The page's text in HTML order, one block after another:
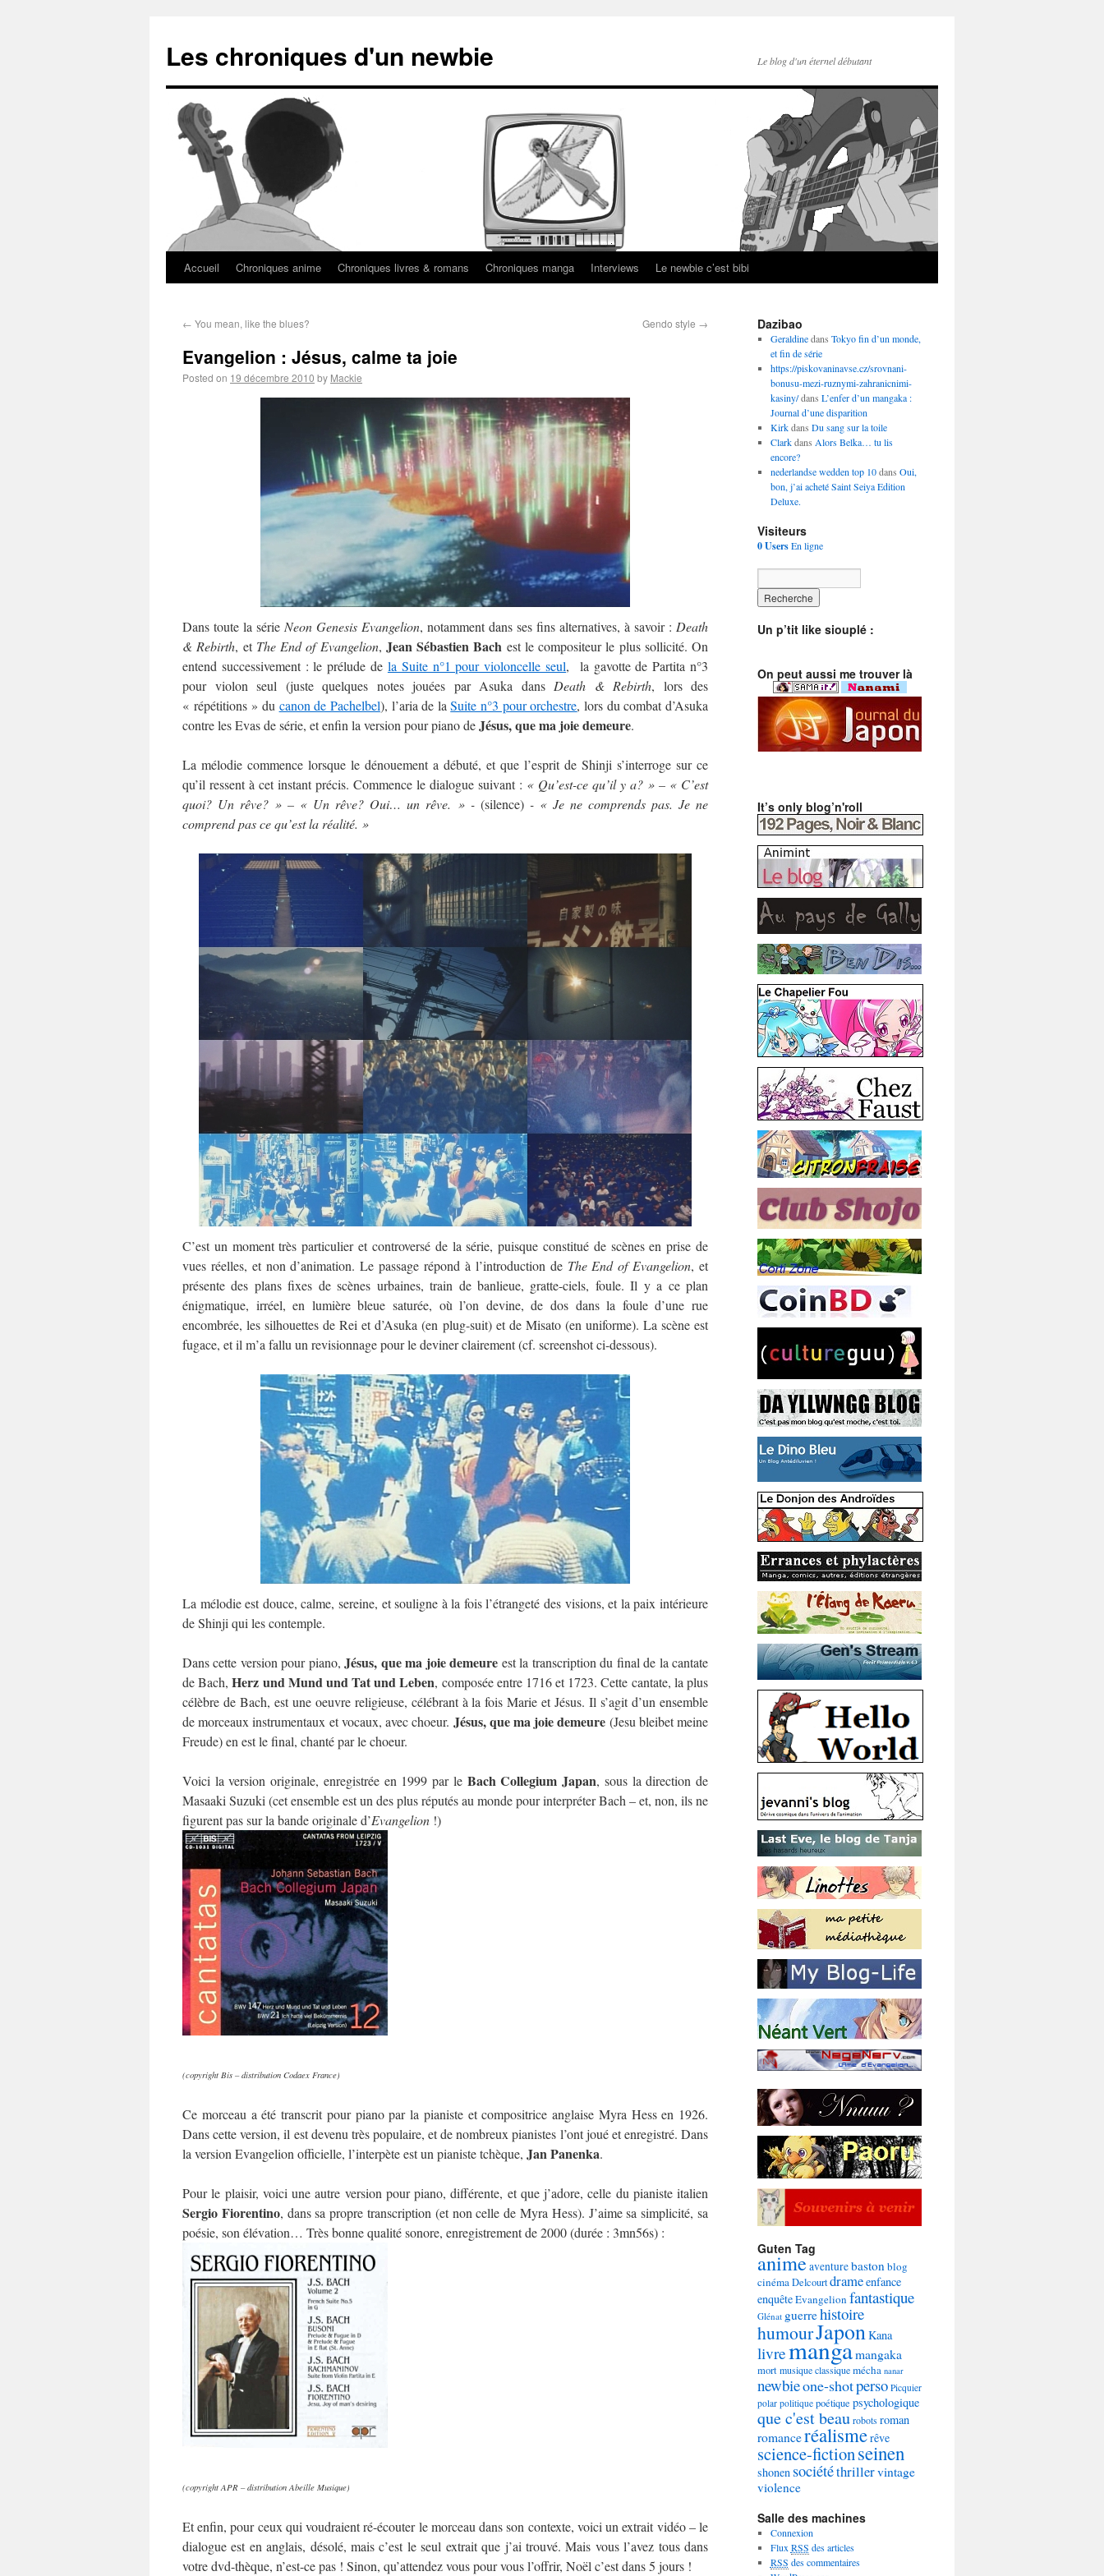
Les chroniques d'un newbie Le blog d'un éternel débutant
Accueil Chroniques anime Chroniques livres & romans Chroniques manga Interviews Le newbie c’est bibi
← You mean, like the blues? Gendo style →
Evangelion : Jésus, calme ta joie
Posted on 19 décembre 2010 by Mackie
Dans toute la série Neon Genesis Evangelion, notamment dans ses fins alternatives, à savoir : Death
& Rebirth, et The End of Evangelion, Jean Sébastien Bach est le compositeur le plus sollicité. On
entend successivement : le prélude de la Suite n°1 pour violoncelle seul, la gavotte de Partita n°3
pour violon seul (juste quelques notes jouées par Asuka dans Death & Rebirth, lors des
« répétitions » du canon de Pachelbel), l’aria de laSuite n°3 pour orchestre, lors du combat d’Asuka
contre les Evas de série, et enfin la version pour piano deJésus, que ma joie demeure.
La mélodie commence lorsque le dénouement a débuté, et que l’esprit de Shinji s’interroge sur ce
qu’il ressent à cet instant précis. Commence le dialogue suivant : « Qu’est-ce qu’il y a? » – « C’est
quoi? Un rêve? » – « Un rêve? Oui… un rêve. » -(silence) - « Je ne comprends pas. Je ne
comprend pas ce qu’est la réalité. »
C’est un moment très particulier et controversé de la série, puisque constitué de scènes en prise de
vues réelles, et non d’animation. Le passage répond à l’introduction de The End of Evangelion, et
présente des plans fixes de scènes urbaines, train de banlieue, gratte-ciels, foule. Il y a ce plan
énigmatique, irréel, en lumière bleue saturée, où l’on devine, de dos dans la foule d’une rue
encombrée, les silhouettes de Rei et d’Asuka (en plug-suit) et de Misato (en uniforme). La scène est
fugace, et il m’a fallu un revisionnage pour le deviner clairement (cf. screenshot ci-dessous).
La mélodie est douce, calme, sereine, et souligne à la fois l’étrangeté des visions, et la paix intérieure
de Shinji qui les contemple.
Dans cette version pour piano,Jésus, que ma joie demeure est la transcription du final de la cantate
de Bach,Herz und Mund und Tat und Leben, composée entre 1716 et 1723. Cette cantate, la plus
célèbre de Bach, est une oeuvre religieuse, célébrant à la fois Marie et Jésus. Il s’agit d’un ensemble
de morceaux instrumentaux et vocaux, avec choeur. Jésus, que ma joie demeure (Jesu bleibet meine
Freude) en est le final, chanté par le choeur.
Voici la version originale, enregistrée en 1999 par le Bach Collegium Japan, sous la direction de
Masaaki Suzuki (cet ensemble est un des plus réputés au monde pour interpréter Bach – et, non, ils ne
figurent pas sur la bande originale d’Evangelion !)
(copyright Bis – distribution Codaex France)
Ce morceau a été transcrit pour piano par la pianiste et compositrice anglaise Myra Hess en 1926.
Dans cette version, il est devenu très populaire, et de nombreux pianistes l’ont joué et enregistré. Dans
la version Evangelion officielle, l’interpète est un pianiste tchèque, Jan Panenka.
Pour le plaisir, voici une autre version pour piano, différente, et que j’adore, celle du pianiste italien
Sergio Fiorentino, dans sa propre transcription (et non celle de Myra Hess). J’aime sa simplicité, sa
poésie, son élévation… Très bonne qualité sonore, enregistrement de 2000 (durée : 3mn56s) :
(copyright APR – distribution Abeille Musique)
Et enfin, pour ceux qui voudraient ré-écouter le morceau dans son contexte, voici un extrait vidéo – le
dialogue est en anglais, désolé, mais c’est le seul extrait que j’ai trouvé. Mais vous l’avez tous dans
votre dvd-thèque, n’est-ce pas ! Sinon, qu’attendez vous pour vous l’offrir, Noël c’est dans 5 jours !
Dazibao
Geraldinedans Tokyo fin d’un monde,
et fin de série
https://piskovaninavse.cz/srovnani-
bonusu-mezi-ruznymi-zahranicnimi-
kasiny/dans L’enfer d’un mangaka :
Journal d’une disparition
Kirkdans Du sang sur la toile
Clarkdans Alors Belka… tu lis
encore?
nederlandse wedden top 10dans Oui,
bon, j’ai acheté Saint Seiya Edition
Deluxe.
Visiteurs
0 UsersEn ligne
Un p’tit like siouplé :
On peut aussi me trouver là
It’s only blog’n'roll
Guten Tag
animeaventurebaston blog
cinémaDelcourtdrameenfance
enquêteEvangelion fantastique
Glénat guerrehistoire
humourJapon Kana
livremangamangaka
mortmusique classiquemécha nanar
newbieone-shotperso Picquier
polar politique poétique psychologique
que c'est beaurobotsroman
romanceréalismerêve
science-fictionseinen
shonen sociététhrillervintage
violence
Salle des machines
Connexion
Flux RSS des articles
RSS des commentaires